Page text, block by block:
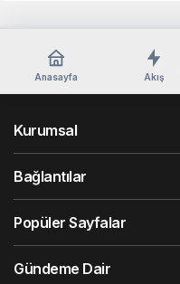
Anasayfa Akış
Kurumsal
Bağlantılar
Popüler Sayfalar
Gündeme Dair